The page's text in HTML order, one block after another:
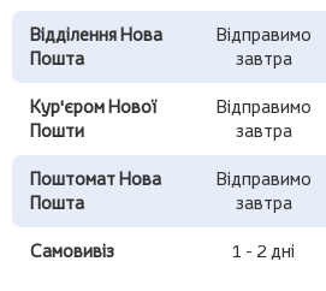
Відділення Нова
Пошта
Відправимо
завтра
Кур'єром Нової
Пошти
Відправимо
завтра
Поштомат Нова
Пошта
Відправимо
завтра
Самовивіз 1 - 2 дні